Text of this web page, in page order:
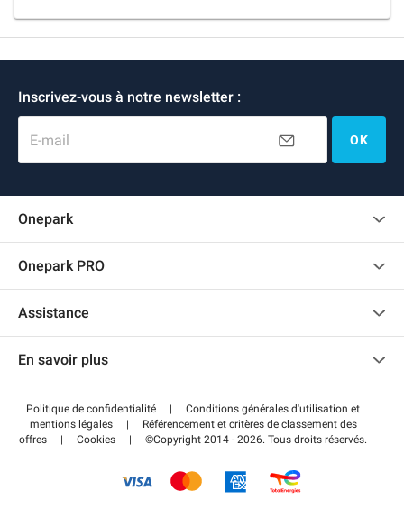
Inscrivez-vous à notre newsletter :
E-mail OK
Onepark
Recrutement
Onepark PRO
Accéder à mon espace partenaire
Assistance
Centre d'aide
Régler votre stationnement FLOW
En savoir plus
Wiki
Guide du stationnement
Politique de confidentialité |
Conditions générales d'utilisation et
mentions légales
|
Référencement et critères de classement des
offres
| Cookies | ©Copyright 2014 - 2026. Tous droits réservés.